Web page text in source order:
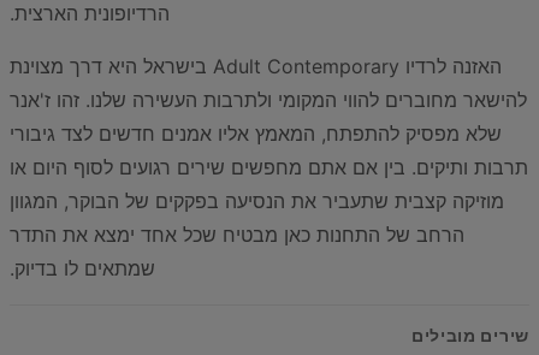
הרדיופונית הארצית.
האזנה לרדיו Adult Contemporary בישראל היא דרך מצוינת
להישאר מחוברים להווי המקומי ולתרבות העשירה שלנו. זהו ז'אנר
שלא מפסיק להתפתח, המאמץ אליו אמנים חדשים לצד גיבורי
תרבות ותיקים. בין אם אתם מחפשים שירים רגועים לסוף היום או
מוזיקה קצבית שתעביר את הנסיעה בפקקים של הבוקר, המגוון
הרחב של התחנות כאן מבטיח שכל אחד ימצא את התדר
שמתאים לו בדיוק.
שירים מובילים